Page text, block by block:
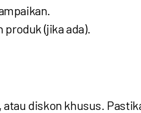
(jika ada).
diskon khusus.